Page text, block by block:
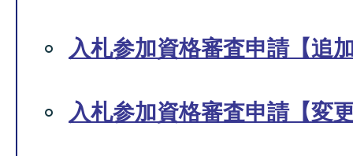
入札参加資格審査申請【追
入札参加資格審査申請【変